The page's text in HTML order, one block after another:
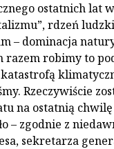
ostatnich lat
rdzeń
– dominacja
razem robimy to
Rzeczywiście
na ostatnią chwilę
– zgodnie z
sekretarza